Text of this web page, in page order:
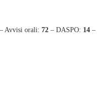
– Avvisi orali: 72 – DASPO: 14 –